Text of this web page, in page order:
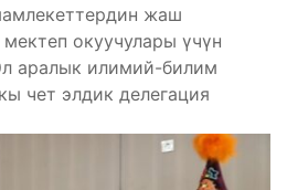
жаш
окуучулары үчүн
аралык илимий-билим
чет элдик делегация